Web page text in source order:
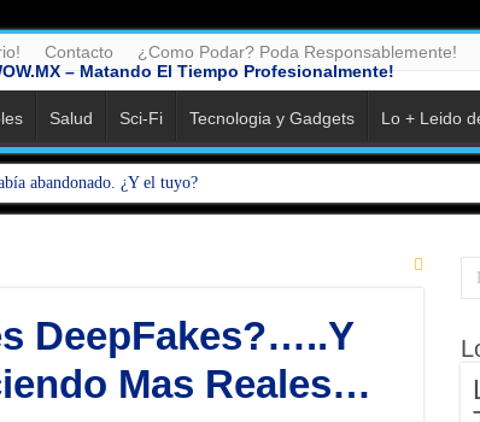
Contacto ¿Como Podar? Poda Responsablemente!
Salud Sci-Fi Tecnologia y Gadgets Lo + Leido
abandonado. ¿Y el tuyo?
DeepFakes?…..Y
Mas Reales…